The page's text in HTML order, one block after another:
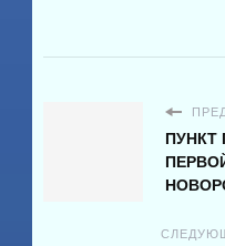
ПУНКТ